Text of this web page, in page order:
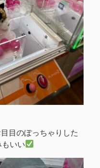
目のぽっちゃりした
いい